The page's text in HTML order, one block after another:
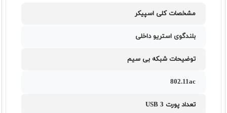
مشخصات کلی اسپیکر
بلندگوی استریو داخلی
توضیحات شبکه بی سیم
802.11ac
تعداد پورت USB 3